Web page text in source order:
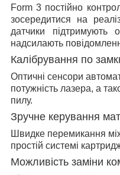
Form 3 постійно
зосередитися на
датчики підтримують
надсилають
Калібрування по
Оптичні сенсори
потужність лазера, а
пилу.
Зручне керування
Швидке перемикання
простій системі
Можливість заміни